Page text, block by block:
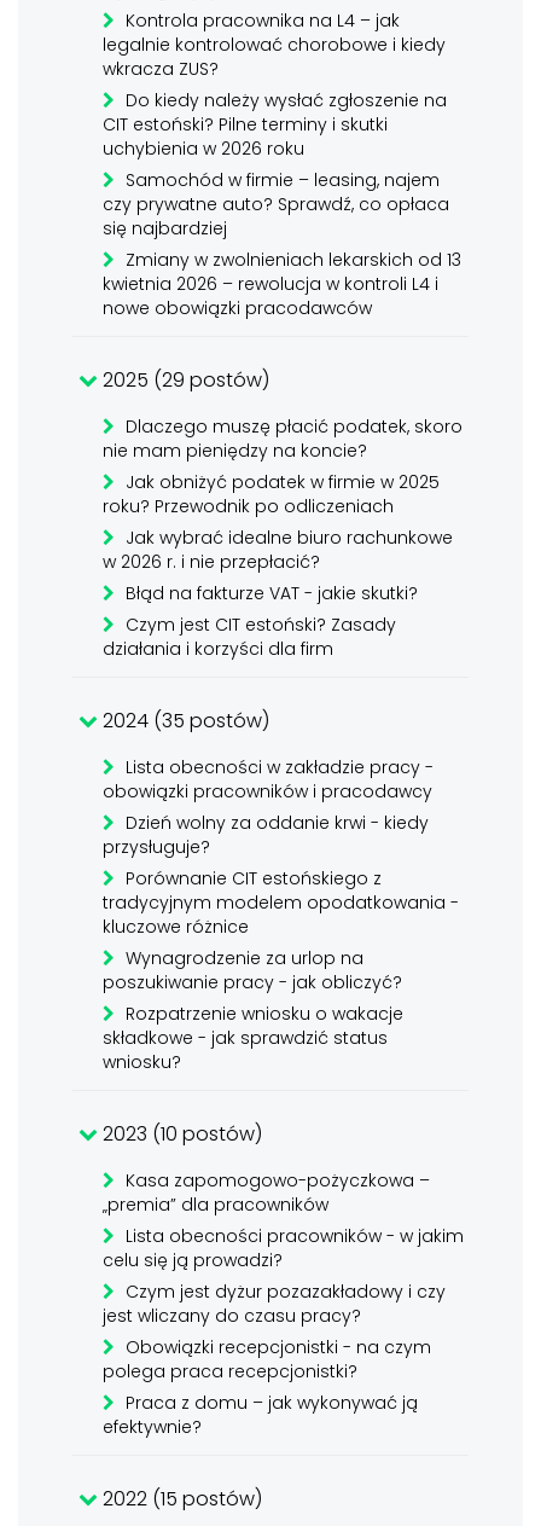
Kontrola pracownika na L4 – jak
legalnie kontrolować chorobowe i kiedy
wkracza ZUS?
Do kiedy należy wysłać zgłoszenie na
CIT estoński? Pilne terminy i skutki
uchybienia w 2026 roku
Samochód w firmie – leasing, najem
czy prywatne auto? Sprawdź, co opłaca
się najbardziej
Zmiany w zwolnieniach lekarskich od 13
kwietnia 2026 – rewolucja w kontroli L4 i
nowe obowiązki pracodawców
2025 (29 postów)
Dlaczego muszę płacić podatek, skoro
nie mam pieniędzy na koncie?
Jak obniżyć podatek w firmie w 2025
roku? Przewodnik po odliczeniach
Jak wybrać idealne biuro rachunkowe
w 2026 r. i nie przepłacić?
Błąd na fakturze VAT - jakie skutki?
Czym jest CIT estoński? Zasady
działania i korzyści dla firm
2024 (35 postów)
Lista obecności w zakładzie pracy -
obowiązki pracowników i pracodawcy
Dzień wolny za oddanie krwi - kiedy
przysługuje?
Porównanie CIT estońskiego z
tradycyjnym modelem opodatkowania -
kluczowe różnice
Wynagrodzenie za urlop na
poszukiwanie pracy - jak obliczyć?
Rozpatrzenie wniosku o wakacje
składkowe - jak sprawdzić status
wniosku?
2023 (10 postów)
Kasa zapomogowo-pożyczkowa –
„premia” dla pracowników
Lista obecności pracowników - w jakim
celu się ją prowadzi?
Czym jest dyżur pozazakładowy i czy
jest wliczany do czasu pracy?
Obowiązki recepcjonistki - na czym
polega praca recepcjonistki?
Praca z domu – jak wykonywać ją
efektywnie?
2022 (15 postów)